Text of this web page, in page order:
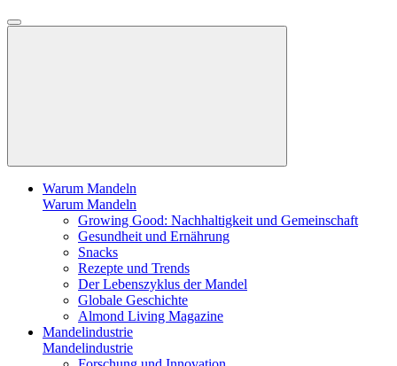
Warum Mandeln
Warum Mandeln
Growing Good: Nachhaltigkeit und Gemeinschaft
Gesundheit und Ernährung
Snacks
Rezepte und Trends
Der Lebenszyklus der Mandel
Globale Geschichte
Almond Living Magazine
Mandelindustrie
Mandelindustrie